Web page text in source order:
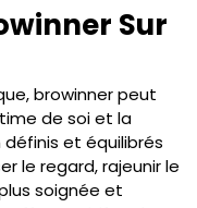
Sur
browinner peut
de soi et la
définis et équilibrés
le regard, rajeunir le
soignée et